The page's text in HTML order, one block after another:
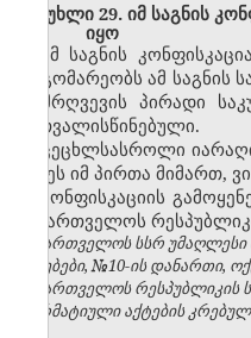
მუხლი 29. იმ საგნის
იყო
იმ საგნის
მდგომარეობს ამ
დამრღვევის პირადი
გათვალისწინებული.
ცეცხლსასროლი
იქნეს იმ პირთა მიმართ,
კონფისკაციის
საქართველოს
საქართველოს სსრ
უწყებები, №10-ის დანართი,
საქართველოს რესპუბლიკის
ნორმატიული აქტების